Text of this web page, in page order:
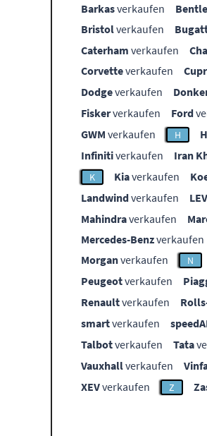
Barkasverkaufen
Bristolverkaufen
Caterham verkaufen
Corvetteverkaufen
Dodgeverkaufen
Fiskerverkaufen Ford
GWM verkaufen H
Infinitiverkaufen Iran
K Kiaverkaufen
Landwindverkaufen
Mahindraverkaufen
Mercedes-Benzverkaufen
Morganverkaufen N
Peugeotverkaufen
Renaultverkaufen
smartverkaufen
Talbotverkaufen Tata
Vauxhallverkaufen
XEVverkaufen Z